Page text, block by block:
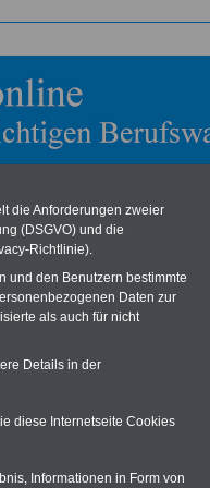
leisten Hilfe bei
Sie
die Anforderungen zweier
(DSGVO) und die
Richtlinie).
und den Benutzern bestimmte
Daten zur
als auch für nicht
Details in der
diese Internetseite Cookies
Informationen in Form von